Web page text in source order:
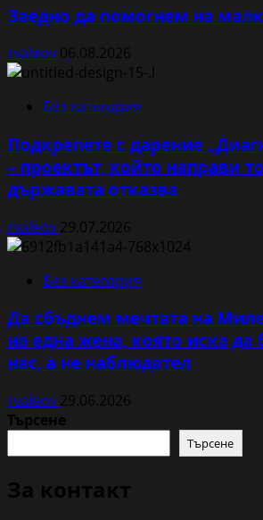
Заедно да помогнем на
rvaleov 06.08.2026
Без категория
Подкрепете с дарение
– проектът, който направи
държавата отказва
rvaleov 29.07.2026
Без категория
Да сбъднем мечтата на
на една жена, която иска да
нас, а не наблюдател
rvaleov 29.06.2026
Търсене
Търсене
За контакт